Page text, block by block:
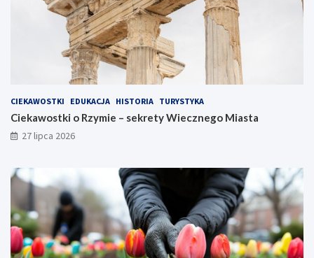
CIEKAWOSTKI EDUKACJA HISTORIA TURYSTYKA
Ciekawostki o Rzymie – sekrety Wiecznego Miasta
27 lipca 2026